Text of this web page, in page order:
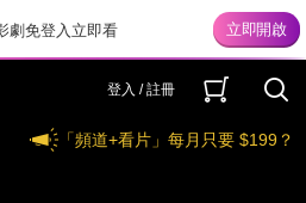
劇免登入立即看
登入 / 註冊
「頻道+看片」每月只要 $199？